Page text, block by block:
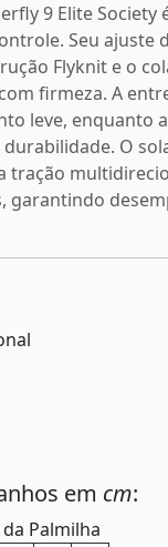
9 Elite Society
Seu ajuste
Flyknit e o
firmeza. A
leve, enquanto
durabilidade. O
tração
garantindo
em cm:
Palmilha